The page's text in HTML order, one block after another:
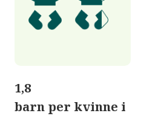
1,8
barn per kvinne i